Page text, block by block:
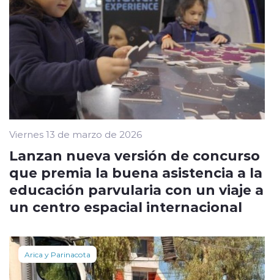
Viernes 13 de marzo de 2026
Lanzan nueva versión de concurso
que premia la buena asistencia a la
educación parvularia con un viaje a
un centro espacial internacional
Arica y Parinacota